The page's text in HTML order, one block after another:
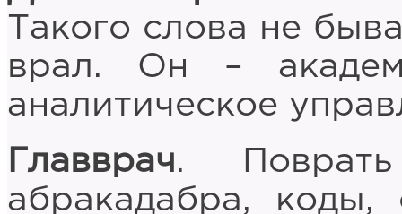
Такого слова не
врал. Он –
аналитическое
Главврач.
абракадабра,